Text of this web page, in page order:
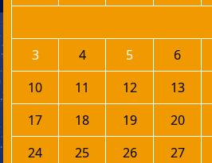
3
4 5 6
10
11 12 13
17
18 19 20
24
25 26 27